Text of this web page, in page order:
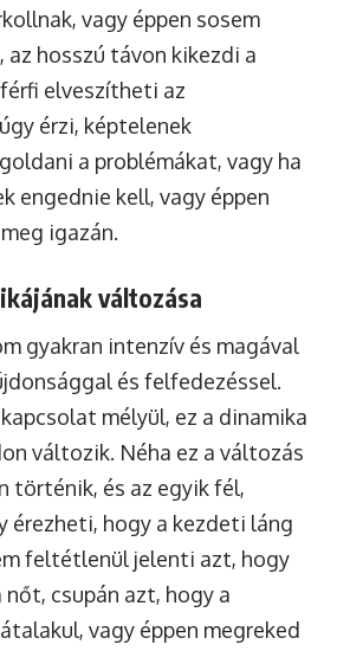
vagy éppen sosem
az hosszú távon kikezdi a
elveszítheti az
érzi, képtelenek
a problémákat, vagy ha
engednie kell, vagy éppen
igazán.
változása
gyakran intenzív és magával
és felfedezéssel.
mélyül, ez a dinamika
változik. Néha ez a változás
történik, és az egyik fél,
érezheti, hogy a kezdeti láng
feltétlenül jelenti azt, hogy
nőt, csupán azt, hogy a
vagy éppen megreked